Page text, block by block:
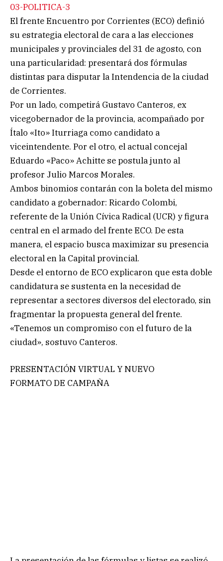
03-POLITICA-3
El frente Encuentro por Corrientes (ECO) definió
su estrategia electoral de cara a las elecciones
municipales y provinciales del 31 de agosto, con
una particularidad: presentará dos fórmulas
distintas para disputar la Intendencia de la ciudad
de Corrientes.
Por un lado, competirá Gustavo Canteros, ex
vicegobernador de la provincia, acompañado por
Ítalo «Ito» Iturriaga como candidato a
viceintendente. Por el otro, el actual concejal
Eduardo «Paco» Achitte se postula junto al
profesor Julio Marcos Morales.
Ambos binomios contarán con la boleta del mismo
candidato a gobernador: Ricardo Colombi,
referente de la Unión Cívica Radical (UCR) y figura
central en el armado del frente ECO. De esta
manera, el espacio busca maximizar su presencia
electoral en la Capital provincial.
Desde el entorno de ECO explicaron que esta doble
candidatura se sustenta en la necesidad de
representar a sectores diversos del electorado, sin
fragmentar la propuesta general del frente.
«Tenemos un compromiso con el futuro de la
ciudad», sostuvo Canteros.
PRESENTACIÓN VIRTUAL Y NUEVO
FORMATO DE CAMPAÑA